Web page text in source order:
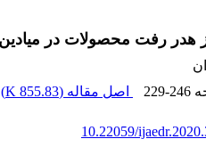
هدر رفت محصولات در میادین
229-246 اصل مقاله (855.83 K
)
10.22059/